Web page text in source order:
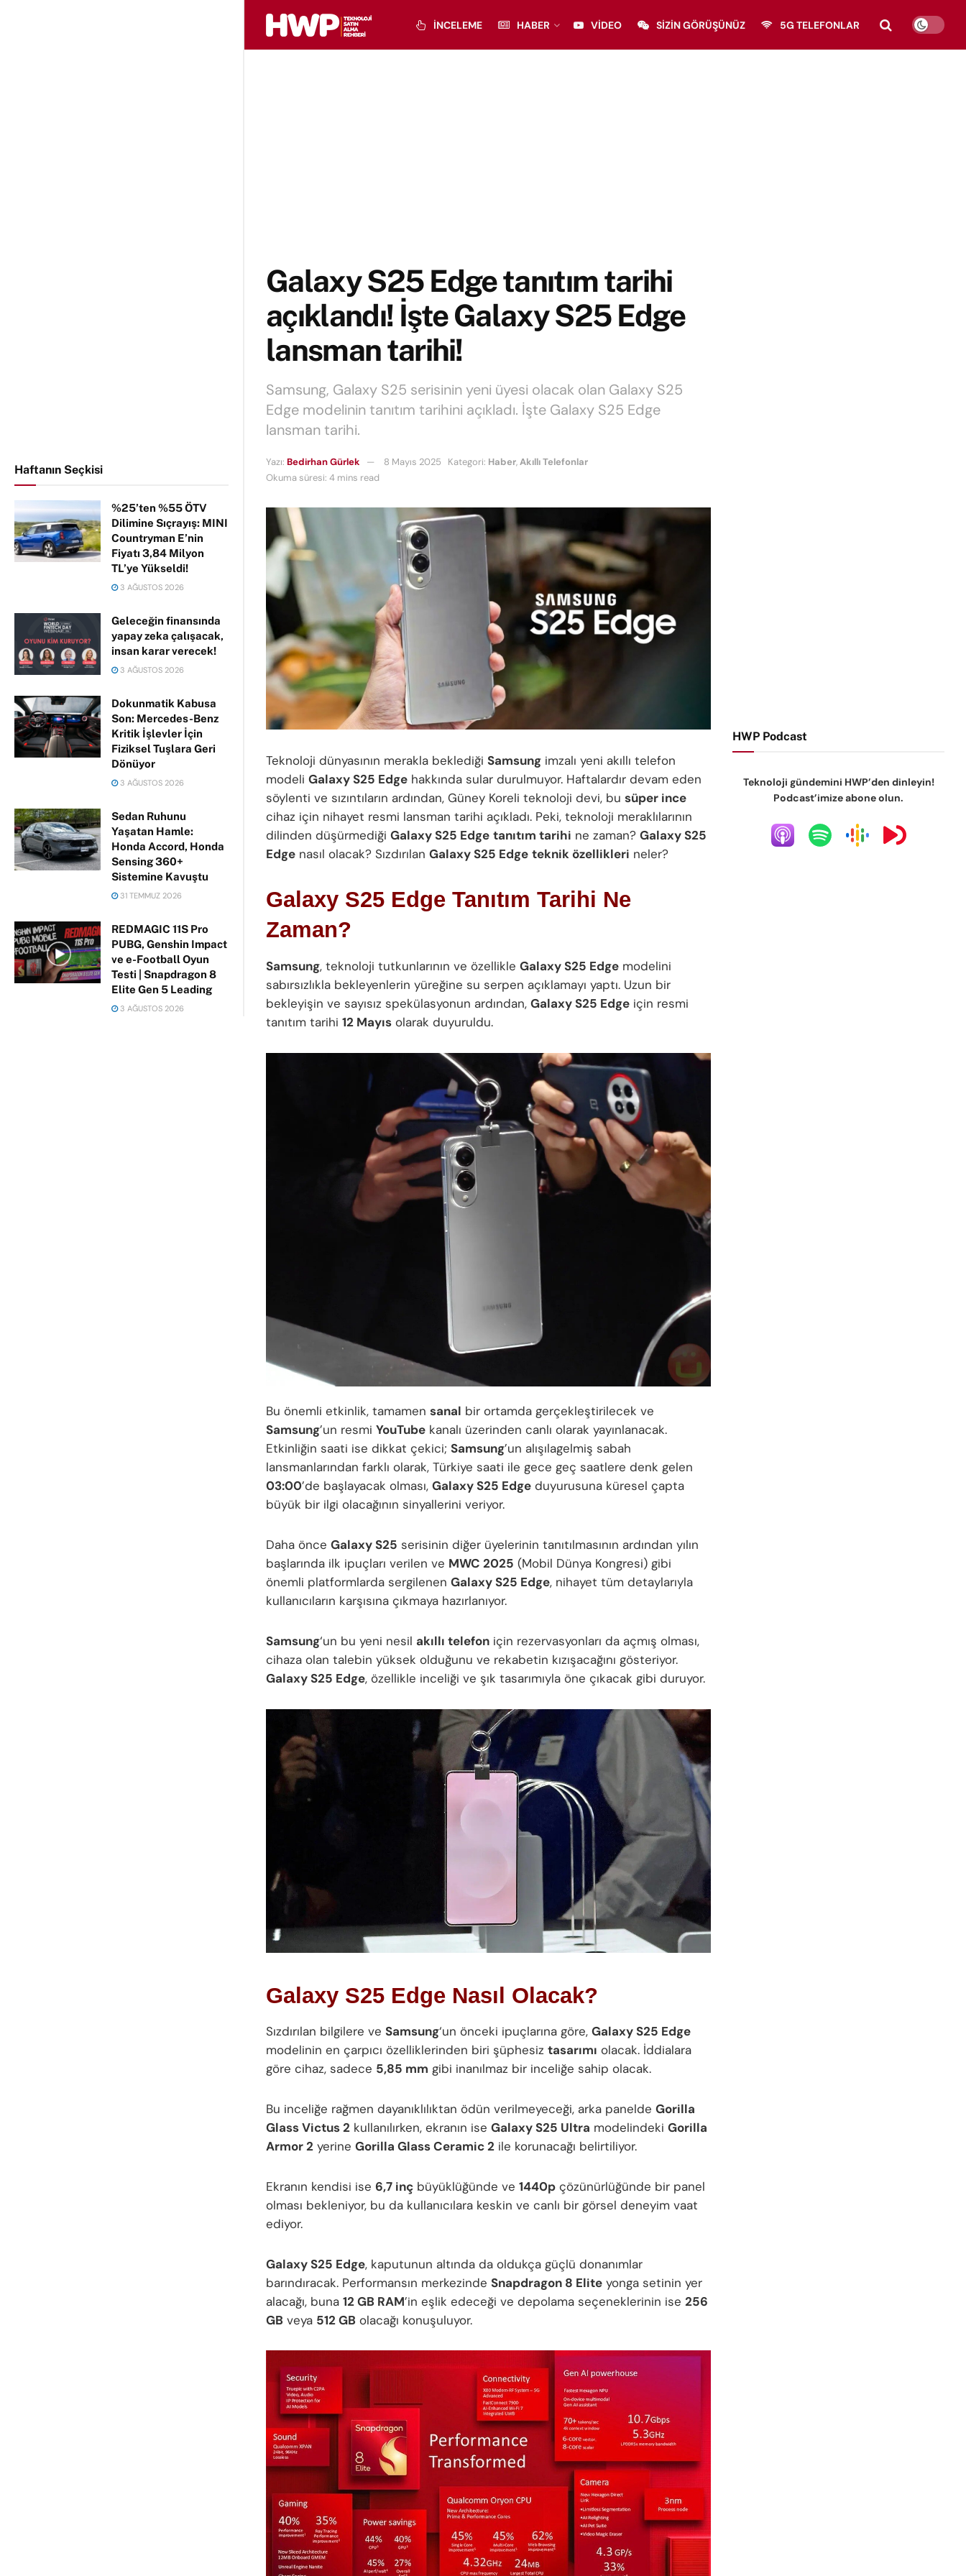
Haftanın Seçkisi
%25’ten %55 ÖTV
Dilimine Sıçrayış: MINI
Countryman E’nin
Fiyatı 3,84 Milyon
TL’ye Yükseldi!
3 AĞUSTOS 2026
Geleceğin finansında
yapay zeka çalışacak,
insan karar verecek!
3 AĞUSTOS 2026
Dokunmatik Kabusa
Son: Mercedes-Benz
Kritik İşlevler İçin
Fiziksel Tuşlara Geri
Dönüyor
3 AĞUSTOS 2026
Sedan Ruhunu
Yaşatan Hamle:
Honda Accord, Honda
Sensing 360+
Sistemine Kavuştu
31 TEMMUZ 2026
REDMAGIC 11S Pro
PUBG, Genshin Impact
ve e-Football Oyun
Testi | Snapdragon 8
Elite Gen 5 Leading
3 AĞUSTOS 2026
İNCELEME HABER VIDEO SIZIN GÖRÜŞÜNÜZ 5G TELEFONLAR
Galaxy S25 Edge tanıtım tarihi
açıklandı! İşte Galaxy S25 Edge
lansman tarihi!
Samsung, Galaxy S25 serisinin yeni üyesi olacak olan Galaxy S25
Edge modelinin tanıtım tarihini açıkladı. İşte Galaxy S25 Edge
lansman tarihi.
Yazı: Bedirhan Gürlek 8 Mayıs 2025 Kategori: Haber,Akıllı Telefonlar
Okuma süresi: 4 mins read
Teknoloji dünyasının merakla beklediği Samsung imzalı yeni akıllı telefon
modeli Galaxy S25 Edge hakkında sular durulmuyor. Haftalardır devam eden
söylenti ve sızıntıların ardından, Güney Koreli teknoloji devi, bu süper ince
cihaz için nihayet resmi lansman tarihi açıkladı. Peki, teknoloji meraklılarının
dilinden düşürmediği Galaxy S25 Edge tanıtım tarihi ne zaman? Galaxy S25
Edge nasıl olacak? Sızdırılan Galaxy S25 Edge teknik özellikleri neler?
Galaxy S25 Edge Tanıtım Tarihi Ne
Zaman?
Samsung, teknoloji tutkunlarının ve özellikle Galaxy S25 Edge modelini
sabırsızlıkla bekleyenlerin yüreğine su serpen açıklamayı yaptı. Uzun bir
bekleyişin ve sayısız spekülasyonun ardından, Galaxy S25 Edge için resmi
tanıtım tarihi 12 Mayıs olarak duyuruldu.
Bu önemli etkinlik, tamamen sanal bir ortamda gerçekleştirilecek ve
Samsung’un resmi YouTube kanalı üzerinden canlı olarak yayınlanacak.
Etkinliğin saati ise dikkat çekici; Samsung’un alışılagelmiş sabah
lansmanlarından farklı olarak, Türkiye saati ile gece geç saatlere denk gelen
03:00’de başlayacak olması, Galaxy S25 Edge duyurusuna küresel çapta
büyük bir ilgi olacağının sinyallerini veriyor.
Daha önce Galaxy S25 serisinin diğer üyelerinin tanıtılmasının ardından yılın
başlarında ilk ipuçları verilen ve MWC 2025 (Mobil Dünya Kongresi) gibi
önemli platformlarda sergilenen Galaxy S25 Edge, nihayet tüm detaylarıyla
kullanıcıların karşısına çıkmaya hazırlanıyor.
Samsung‘un bu yeni nesil akıllı telefon için rezervasyonları da açmış olması,
cihaza olan talebin yüksek olduğunu ve rekabetin kızışacağını gösteriyor.
Galaxy S25 Edge, özellikle inceliği ve şık tasarımıyla öne çıkacak gibi duruyor.
Galaxy S25 Edge Nasıl Olacak?
Sızdırılan bilgilere ve Samsung‘un önceki ipuçlarına göre, Galaxy S25 Edge
modelinin en çarpıcı özelliklerinden biri şüphesiz tasarımı olacak. İddialara
göre cihaz, sadece 5,85 mm gibi inanılmaz bir inceliğe sahip olacak.
Bu inceliğe rağmen dayanıklılıktan ödün verilmeyeceği, arka panelde Gorilla
Glass Victus 2 kullanılırken, ekranın ise Galaxy S25 Ultra modelindeki Gorilla
Armor 2 yerine Gorilla Glass Ceramic 2 ile korunacağı belirtiliyor.
Ekranın kendisi ise 6,7 inç büyüklüğünde ve 1440p çözünürlüğünde bir panel
olması bekleniyor, bu da kullanıcılara keskin ve canlı bir görsel deneyim vaat
ediyor.
Galaxy S25 Edge, kaputunun altında da oldukça güçlü donanımlar
barındıracak. Performansın merkezinde Snapdragon 8 Elite yonga setinin yer
alacağı, buna 12 GB RAM’in eşlik edeceği ve depolama seçeneklerinin ise 256
GB veya 512 GB olacağı konuşuluyor.
HWP Podcast
Teknoloji gündemini HWP’den dinleyin!
Podcast’imize abone olun.